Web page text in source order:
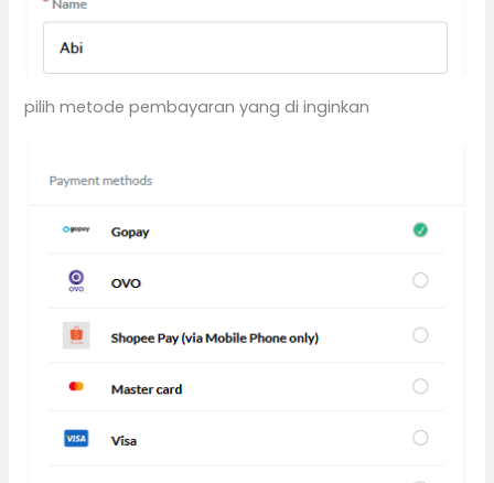
pilih metode pembayaran yang di inginkan